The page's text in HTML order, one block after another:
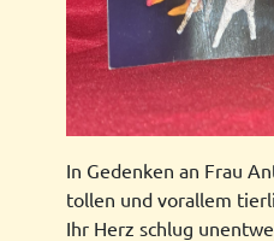
In Gedenken an Frau
tollen und vorallem
Ihr Herz schlug